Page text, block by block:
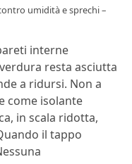
umidità e sprechi –
interne
resta asciutta
a ridursi. Non a
come isolante
in scala ridotta,
il tappo